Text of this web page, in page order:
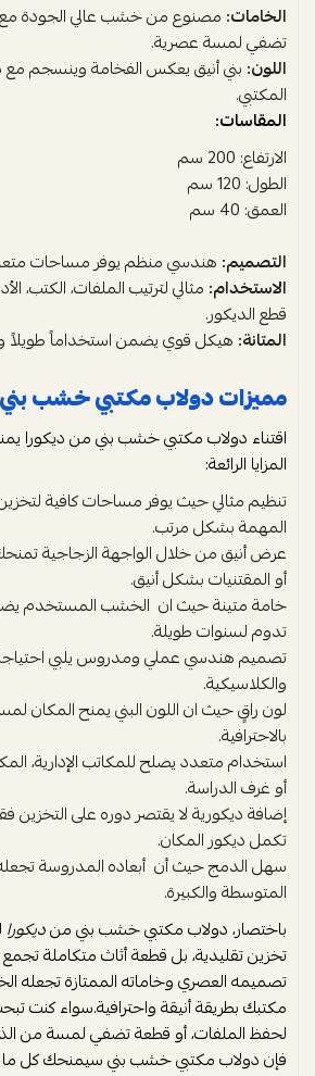
الخامات: مصنوع من خشب عالي الجودة
تضفي لمسة عصرية.
اللون: بني أنيق يعكس الفخامة وينسجم مع
المكتبي.
المقاسات:
الارتفاع: 200 سم
الطول: 120 سم
العمق: 40 سم
التصميم: هندسي منظم يوفر مساحات
الاستخدام: مثالي لترتيب الملفات، الكتب،
قطع الديكور.
المتانة: هيكل قوي يضمن استخداماً طويلاً
مميزات دولاب مكتبي خشب بني
اقتناء دولاب مكتبي خشب بني من
المزايا الرائعة:
تنظيم مثالي حيث يوفر مساحات كافية
المهمة بشكل مرتب.
عرض أنيق من خلال الواجهة الزجاجية
أو المقتنيات بشكل أنيق.
خامة متينة حيث ان الخشب المستخدم
تدوم لسنوات طويلة.
تصميم هندسي عملي ومدروس يلبي
والكلاسيكية.
لون راقٍ حيث ان اللون البني يمنح المكان
بالاحترافية.
استخدام متعدد يصلح للمكاتب الإدارية،
أو غرف الدراسة.
إضافة ديكورية لا يقتصر دوره على التخزين
تكمل ديكور المكان.
سهل الدمج حيث أن أبعاده المدروسة
المتوسطة والكبيرة.
باختصار، دولاب مكتبي خشب بني منديكورا
تخزين تقليدية، بل قطعة أثاث متكاملة تجمع
تصميمه العصري وخاماته الممتازة تجعله
مكتبك بطريقة أنيقة واحترافية.سواء كنت
لحفظ الملفات، أو قطعة تضفي لمسة من
فإن دولاب مكتبي خشب بني سيمنحك كل ما